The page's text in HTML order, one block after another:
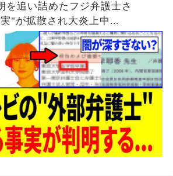
を追い詰めたフジ弁護士さ
"が拡散され大炎上中...